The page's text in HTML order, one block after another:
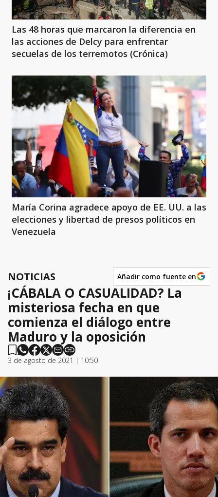
Las 48 horas que marcaron la diferencia en
las acciones de Delcy para enfrentar
secuelas de los terremotos (Crónica)
María Corina agradece apoyo de EE. UU. a las
elecciones y libertad de presos políticos en
Venezuela
NOTICIAS Añadir como fuente en
¡CÁBALA O CASUALIDAD? La
misteriosa fecha en que
comienza el diálogo entre
Maduro y la oposición
3 de agosto de 2021 | 10:50